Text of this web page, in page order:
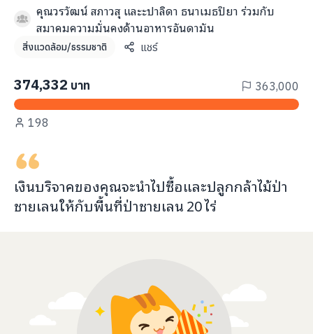
info@taejai.com
นโยบายความเป็นส่วนตัว
ภาษา
คุณวรวัฒน์ สภาวสุ และะปาลิดา ธนาเมธปิยา ร่วมกับ
สมาคมความมั่นคงด้านอาหารอันดามัน
สิ่งแวดล้อม/ธรรมชาติ แชร์
374,332 บาท 363,000
198
เงินบริจาคของคุณจะนำไปซื้อและปลูกกล้าไม้ป่า
ชายเลนให้กับพื้นที่ป่าชายเลน20ไร่